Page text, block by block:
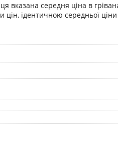
вказана середня ціна в
цін, ідентичною середньої